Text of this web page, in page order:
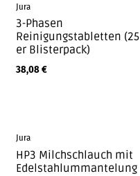
Jura
3-Phasen
Reinigungstabletten (25
er Blisterpack)
38,08€
Jura
HP3 Milchschlauch mit
Edelstahlummantelung